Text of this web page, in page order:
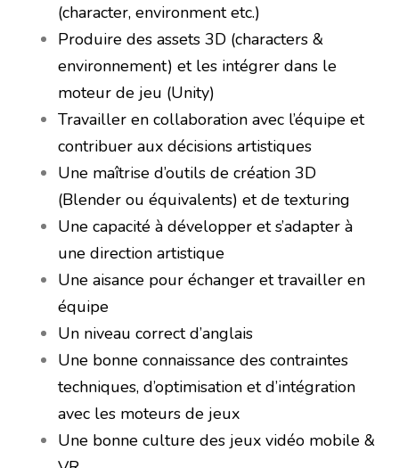
(character, environment etc.)
Produire des assets 3D (characters &
environnement) et les intégrer dans le
moteur de jeu (Unity)
Travailler en collaboration avec l’équipe et
contribuer aux décisions artistiques
Une maîtrise d’outils de création 3D
(Blender ou équivalents) et de texturing
Une capacité à développer et s’adapter à
une direction artistique
Une aisance pour échanger et travailler en
équipe
Un niveau correct d’anglais
Une bonne connaissance des contraintes
techniques, d’optimisation et d’intégration
avec les moteurs de jeux
Une bonne culture des jeux vidéo mobile &